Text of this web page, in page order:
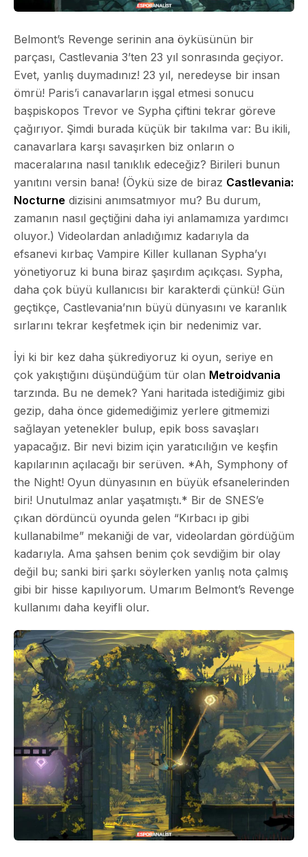
Belmont’s Revenge serinin ana öyküsünün bir
parçası, Castlevania 3’ten 23 yıl sonrasında geçiyor.
Evet, yanlış duymadınız! 23 yıl, neredeyse bir insan
ömrü! Paris’i canavarların işgal etmesi sonucu
başpiskopos Trevor ve Sypha çiftini tekrar göreve
çağırıyor. Şimdi burada küçük bir takılma var: Bu ikili,
canavarlara karşı savaşırken biz onların o
maceralarına nasıl tanıklık edeceğiz? Birileri bunun
yanıtını versin bana! (Öykü size de biraz Castlevania:
Nocturne dizisini anımsatmıyor mu? Bu durum,
zamanın nasıl geçtiğini daha iyi anlamamıza yardımcı
oluyor.) Videolardan anladığımız kadarıyla da
efsanevi kırbaç Vampire Killer kullanan Sypha’yı
yönetiyoruz ki buna biraz şaşırdım açıkçası. Sypha,
daha çok büyü kullanıcısı bir karakterdi çünkü! Gün
geçtikçe, Castlevania’nın büyü dünyasını ve karanlık
sırlarını tekrar keşfetmek için bir nedenimiz var.
İyi ki bir kez daha şükrediyoruz ki oyun, seriye en
çok yakıştığını düşündüğüm tür olan Metroidvania
tarzında. Bu ne demek? Yani haritada istediğimiz gibi
gezip, daha önce gidemediğimiz yerlere gitmemizi
sağlayan yetenekler bulup, epik boss savaşları
yapacağız. Bir nevi bizim için yaratıcılığın ve keşfin
kapılarının açılacağı bir serüven. *Ah, Symphony of
the Night! Oyun dünyasının en büyük efsanelerinden
biri! Unutulmaz anlar yaşatmıştı.* Bir de SNES’e
çıkan dördüncü oyunda gelen “Kırbacı ip gibi
kullanabilme” mekaniği de var, videolardan gördüğüm
kadarıyla. Ama şahsen benim çok sevdiğim bir olay
değil bu; sanki biri şarkı söylerken yanlış nota çalmış
gibi bir hisse kapılıyorum. Umarım Belmont’s Revenge
kullanımı daha keyifli olur.